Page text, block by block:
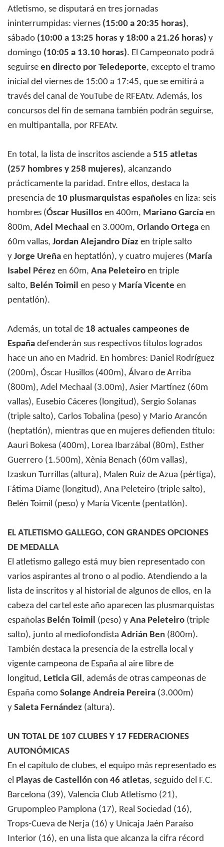
Atletismo, se disputará en tres jornadas
ininterrumpidas: viernes (15:00 a 20:35 horas),
sábado (10:00 a 13:25 horas y 18:00 a 21.26 horas) y
domingo (10:05 a 13.10 horas). El Campeonato podrá
seguirse en directo por Teledeporte, excepto el tramo
inicial del viernes de 15:00 a 17:45, que se emitirá a
través del canal de YouTube de RFEAtv. Además, los
concursos del fin de semana también podrán seguirse,
en multipantalla, por RFEAtv.
En total, la lista de inscritos asciende a 515 atletas
(257 hombres y 258 mujeres), alcanzando
prácticamente la paridad. Entre ellos, destaca la
presencia de 10 plusmarquistas españoles en liza: seis
hombres (Óscar Husillos en 400m, Mariano García en
800m, Adel Mechaal en 3.000m, Orlando Ortega en
60m vallas, Jordan Alejandro Díaz en triple salto
y Jorge Ureña en heptatlón), y cuatro mujeres ( María
Isabel Pérez en 60m, Ana Peleteiro en triple
salto, Belén Toimil en peso y María Vicente en
pentatlón).
Además, un total de 18 actuales campeones de
España defenderán sus respectivos títulos logrados
hace un año en Madrid. En hombres: Daniel Rodríguez
(200m), Óscar Husillos (400m), Álvaro de Arriba
(800m), Adel Mechaal (3.00m), Asier Martínez (60m
vallas), Eusebio Cáceres (longitud), Sergio Solanas
(triple salto), Carlos Tobalina (peso) y Mario Arancón
(heptatlón), mientras que en mujeres defienden título:
Aauri Bokesa (400m), Lorea Ibarzábal (80m), Esther
Guerrero (1.500m), Xènia Benach (60m vallas),
Izaskun Turrillas (altura), Malen Ruiz de Azua (pértiga),
Fátima Diame (longitud), Ana Peleteiro (triple salto),
Belén Toimil (peso) y María Vicente (pentatlón).
EL ATLETISMO GALLEGO, CON GRANDES OPCIONES
DE MEDALLA
El atletismo gallego está muy bien representado con
varios aspirantes al trono o al podio. Atendiendo a la
lista de inscritos y al historial de algunos de ellos, en la
cabeza del cartel este año aparecen las plusmarquistas
españolas Belén Toimil (peso) y Ana Peleteiro (triple
salto), junto al mediofondista Adrián Ben (800m).
También destaca la presencia de la estrella local y
vigente campeona de España al aire libre de
longitud, Leticia Gil , además de otras campeonas de
España como Solange Andreia Pereira (3.000m)
y Saleta Fernández (altura).
UN TOTAL DE 107 CLUBES Y 17 FEDERACIONES
AUTONÓMICAS
En el capítulo de clubes, el equipo más representado es
el Playas de Castellón con 46 atletas, seguido del F.C.
Barcelona (39), Valencia Club Atletismo (21),
Grupompleo Pamplona (17), Real Sociedad (16),
Trops-Cueva de Nerja (16) y Unicaja Jaén Paraíso
Interior (16), en una lista que alcanza la cifra récord